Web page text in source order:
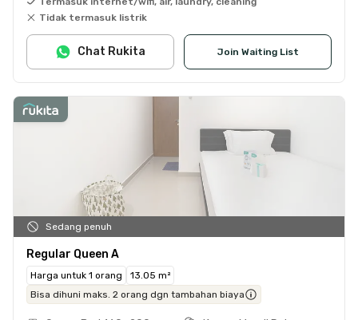
Tidak termasuk listrik
Join Waiting List
Chat Rukita
Sedang penuh
Regular Queen A
Harga untuk 1 orang
13.05 m²
Bisa dihuni maks. 2 orang dgn tambahan biaya